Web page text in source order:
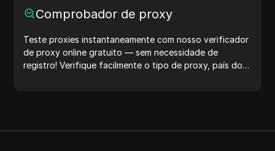
Comprobador de proxy
Teste proxies instantaneamente com nosso verificador
de proxy online gratuito — sem necessidade de
registro! Verifique facilmente o tipo de proxy, país do